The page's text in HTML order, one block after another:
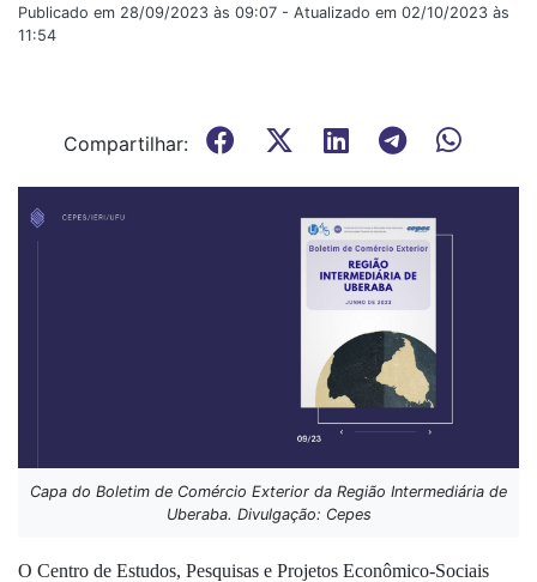
Publicado em 28/09/2023 às 09:07 - Atualizado em 02/10/2023 às
11:54
Compartilhar:
Capa do Boletim de Comércio Exterior da Região Intermediária de
Uberaba. Divulgação: Cepes
O Centro de Estudos, Pesquisas e Projetos Econômico-Sociais